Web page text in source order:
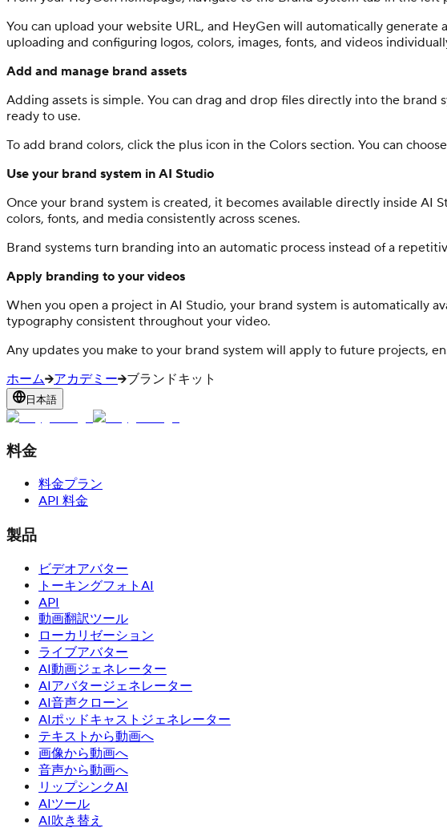
You can upload your website URL, and HeyGen will automatically
uploading and configuring logos, colors, images, fonts, and videos
Add and manage brand assets
Adding assets is simple. You can drag and drop files directly into the
ready to use.
To add brand colors, click the plus icon in the Colors section. You can
Use your brand system in AI Studio
Once your brand system is created, it becomes available directly inside AI
colors, fonts, and media consistently across scenes.
Brand systems turn branding into an automatic process instead of a
Apply branding to your videos
When you open a project in AI Studio, your brand system is automatically
typography consistent throughout your video.
Any updates you make to your brand system will apply to future projects,
ホーム
アカデミー ブランドキット
日本語
料金
料金プラン
API 料金
製品
ビデオアバター
トーキングフォトAI
API
動画翻訳ツール
ローカリゼーション
ライブアバター
AI動画ジェネレーター
AIアバタージェネレーター
AI音声クローン
AIポッドキャストジェネレーター
テキストから動画へ
画像から動画へ
音声から動画へ
リップシンクAI
AIツール
AI吹き替え